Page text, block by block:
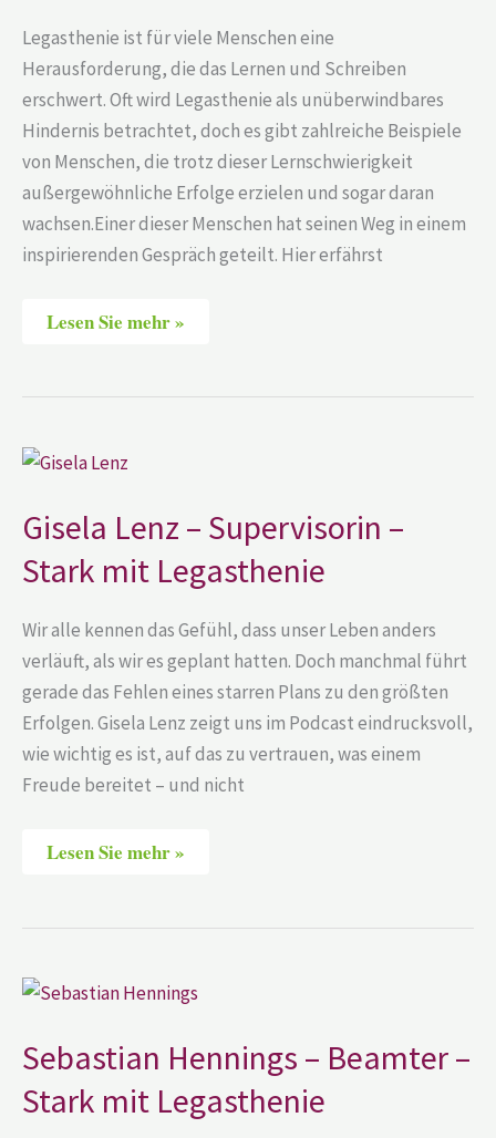
Legasthenie ist für viele Menschen eine
Herausforderung, die das Lernen und Schreiben
erschwert. Oft wird Legasthenie als unüberwindbares
Hindernis betrachtet, doch es gibt zahlreiche Beispiele
von Menschen, die trotz dieser Lernschwierigkeit
außergewöhnliche Erfolge erzielen und sogar daran
wachsen.Einer dieser Menschen hat seinen Weg in einem
inspirierenden Gespräch geteilt. Hier erfährst
Lesen Sie mehr »
Gisela Lenz – Supervisorin –
Stark mit Legasthenie
Wir alle kennen das Gefühl, dass unser Leben anders
verläuft, als wir es geplant hatten. Doch manchmal führt
gerade das Fehlen eines starren Plans zu den größten
Erfolgen. Gisela Lenz zeigt uns im Podcast eindrucksvoll,
wie wichtig es ist, auf das zu vertrauen, was einem
Freude bereitet – und nicht
Gisela
Lenz
Supervisorin
–
Stark
mit
Legasthenie
Lesen Sie mehr »
Sebastian Hennings – Beamter –
Stark mit Legasthenie
Sebastian
Hennings
Beamter
–
Stark
mit
Legasthenie